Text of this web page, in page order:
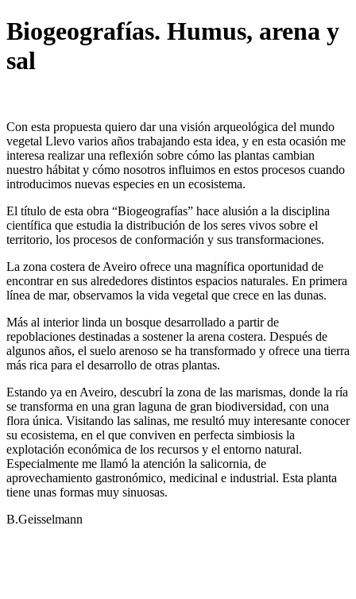
Biogeografías. Humus, arena y
sal
Con esta propuesta quiero dar una visión arqueológica del mundo
vegetal Llevo varios años trabajando esta idea, y en esta ocasión me
interesa realizar una reflexión sobre cómo las plantas cambian
nuestro hábitat y cómo nosotros influimos en estos procesos cuando
introducimos nuevas especies en un ecosistema.
El título de esta obra “Biogeografías” hace alusión a la disciplina
científica que estudia la distribución de los seres vivos sobre el
territorio, los procesos de conformación y sus transformaciones.
La zona costera de Aveiro ofrece una magnífica oportunidad de
encontrar en sus alrededores distintos espacios naturales. En primera
línea de mar, observamos la vida vegetal que crece en las dunas.
Más al interior linda un bosque desarrollado a partir de
repoblaciones destinadas a sostener la arena costera. Después de
algunos años, el suelo arenoso se ha transformado y ofrece una tierra
más rica para el desarrollo de otras plantas.
Estando ya en Aveiro, descubrí la zona de las marismas, donde la ría
se transforma en una gran laguna de gran biodiversidad, con una
flora única. Visitando las salinas, me resultó muy interesante conocer
su ecosistema, en el que conviven en perfecta simbiosis la
explotación económica de los recursos y el entorno natural.
Especialmente me llamó la atención la salicornia, de
aprovechamiento gastronómico, medicinal e industrial. Esta planta
tiene unas formas muy sinuosas.
B.Geisselmann